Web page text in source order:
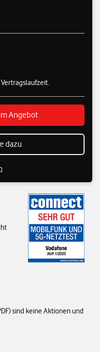
Angebot
dazu
sind keine Aktionen und